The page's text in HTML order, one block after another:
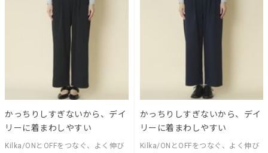
かっちりしすぎないから、デイ
リーに着まわしやすい
Kilka/ONとOFFをつなぐ、よく伸び
かっちりしすぎないから、デイ
リーに着まわしやすい
Kilka/ONとOFFをつなぐ、よく伸び